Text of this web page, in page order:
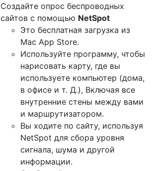
Создайте опрос беспроводных
сайтов с помощью NetSpot
Это бесплатная загрузка из
Mac App Store.
Используйте программу, чтобы
нарисовать карту, где вы
используете компьютер (дома,
в офисе и т. Д.), Включая все
внутренние стены между вами
и маршрутизатором.
Вы ходите по сайту, используя
NetSpot для сбора уровня
сигнала, шума и другой
информации.